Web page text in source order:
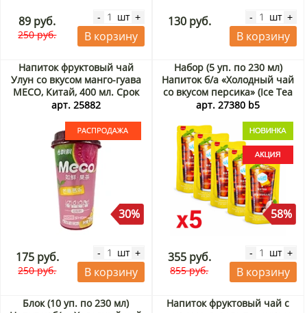
89 руб.
250 руб.
- шт +
В корзину
130 руб. - шт +
В корзину
Напиток фруктовый чай
Улун со вкусом манго-гуава
MECO, Китай, 400 мл. Срок
до 18.09.2026. Распродажа
арт. 25882
30%
175 руб.
250 руб.
- шт +
В корзину
Набор (5 уп. по 230 мл)
Напиток б/а «Холодный чай
со вкусом персика» (Ice Tea
Peach) Самлип / Samlip,
арт. 27380 b5
58%
355 руб.
855 руб.
- шт +
В корзину
Блок (10 уп. по 230 мл)
Напиток фруктовый чай с